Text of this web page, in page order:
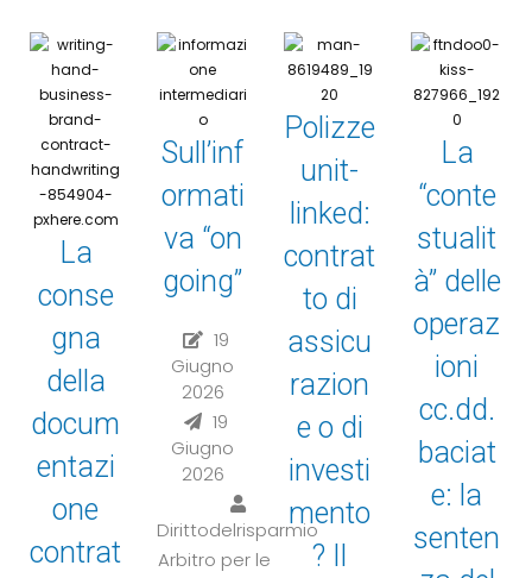
La
conse
gna
della
docum
entazi
one
contrat
Sull’inf
ormati
va “on
going”
19
Giugno
2026
19
Giugno
2026
Dirittodelrisparmio
Arbitro per le
Polizze
unit-
linked:
contrat
to di
assicu
razion
e o di
investi
mento
? Il
La
“conte
stualit
à” delle
operaz
ioni
cc.dd.
baciat
e: la
senten